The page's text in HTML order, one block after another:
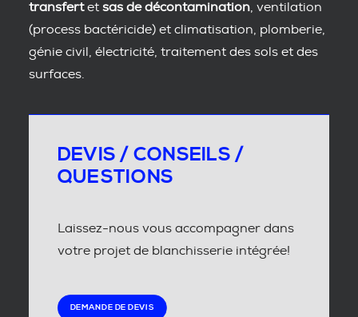
transfertet sas de décontamination , ventilation
(process bactéricide) et climatisation, plomberie,
génie civil, électricité, traitement des sols et des
surfaces.
DEVIS / CONSEILS /
QUESTIONS
Laissez-nous vous accompagner dans
votre projet de blanchisserie intégrée!
DEMANDE DE DEVIS